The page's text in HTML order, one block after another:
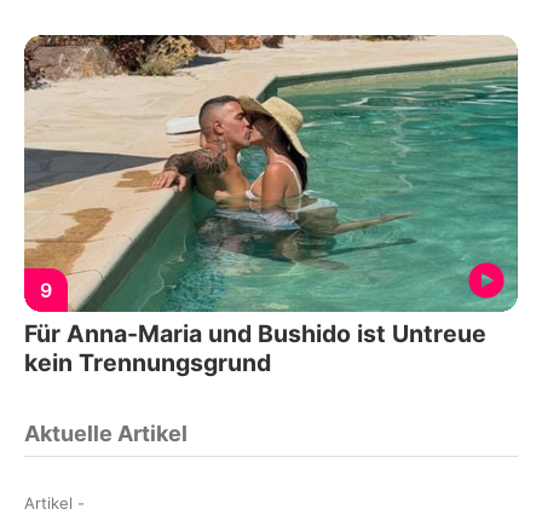
9
Für Anna-Maria und Bushido ist Untreue
kein Trennungsgrund
Aktuelle Artikel
Artikel -